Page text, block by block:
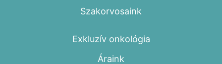
Szakorvosaink
Exkluzív onkológia
Áraink